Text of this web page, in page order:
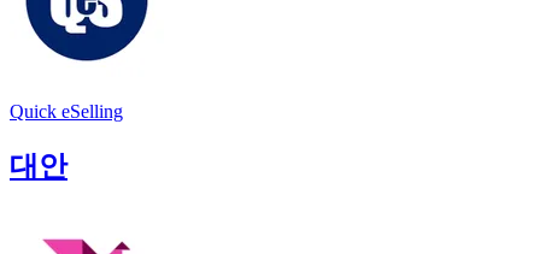
Quick eSelling
대안